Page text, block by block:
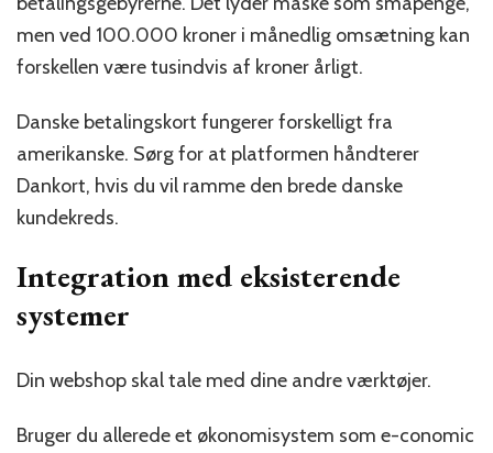
men ved 100.000 kroner i månedlig omsætning kan
forskellen være tusindvis af kroner årligt.
Danske betalingskort fungerer forskelligt fra
amerikanske. Sørg for at platformen håndterer
Dankort, hvis du vil ramme den brede danske
kundekreds.
Integration med eksisterende
systemer
Din webshop skal tale med dine andre værktøjer.
Bruger du allerede et økonomisystem som e-conomic